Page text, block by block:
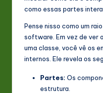
ti
o
como essas partes
Pense nisso como um
software. Em vez de ver
uma classe, você vê os
internos. Ele revela os
Partes: Os
estrutura.